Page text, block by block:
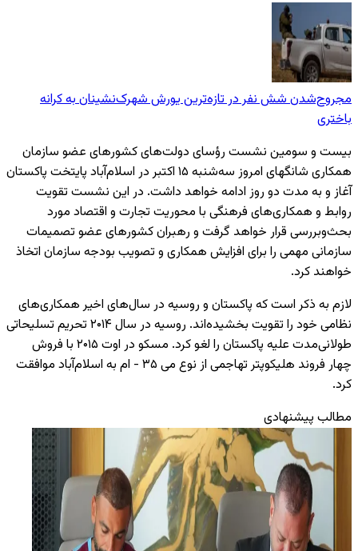
مجروح‌شدن شش نفر در تازه‌‌ترین یورش‌ شهرک‌نشینان به کرانه
باختری
بیست و سومین نشست رؤسای دولت‌های کشورهای عضو سازمان
همکاری شانگهای امروز سه‌شنبه ۱۵ اکتبر در اسلام‌آباد پایتخت پاکستان
آغاز و به مدت دو روز ادامه خواهد داشت. در این نشست تقویت
روابط و همکاری‌های فرهنگی با محوریت تجارت و اقتصاد مورد
بحث‌وبررسی قرار خواهد گرفت و رهبران کشورهای عضو تصمیمات
سازمانی مهمی را برای افزایش همکاری و تصویب بودجه سازمان اتخاذ
خواهند کرد.
لازم به ذکر است که پاکستان و روسیه در سال‌های اخیر همکاری‌های
نظامی خود را تقویت بخشیده‌اند. روسیه در سال ۲۰۱۴ تحریم تسلیحاتی
طولانی‌مدت علیه پاکستان را لغو کرد. مسکو در اوت ۲۰۱۵ با فروش
چهار فروند هلیکوپتر تهاجمی از نوع می ۳۵ - ام به اسلام‌آباد موافقت
کرد.
مطالب پیشنهادی